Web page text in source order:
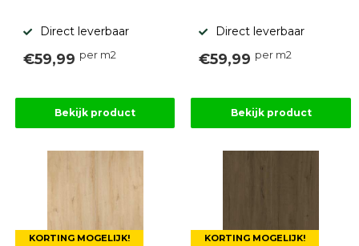
gebaseerd
ervaringen
Direct leverbaar
€59,99 per m2
Bekijk product
Direct leverbaar
€59,99 per m2
Bekijk product
KORTING MOGELIJK! KORTING MOGELIJK!